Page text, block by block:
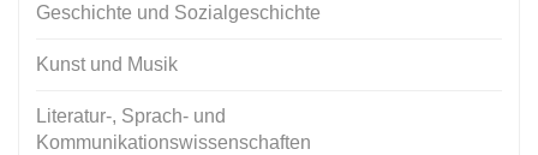
Geschichte und Sozialgeschichte
Kunst und Musik
Literatur-, Sprach- und
Kommunikationswissenschaften